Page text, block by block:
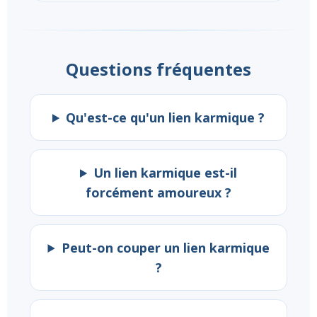
Questions fréquentes
Qu'est-ce qu'un lien karmique ?
Un lien karmique est-il
forcément amoureux ?
Peut-on couper un lien karmique
?